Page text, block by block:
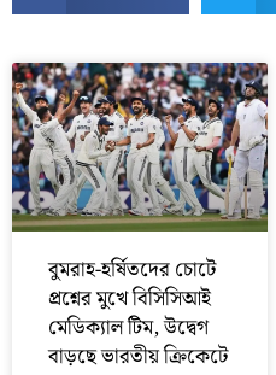
বুমরাহ-হর্ষিতদের চোটে
প্রশ্নের মুখে বিসিসিআই
মেডিক্যাল টিম, উদ্বেগ
বাড়ছে ভারতীয় ক্রিকেটে